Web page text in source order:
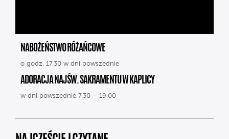
NABOŻEŃSTWO RÓŻAŃCOWE
o godz. 17.30 w dni powszednie
ADORACJA NAJŚW. SAKRAMENTU W KAPLICY
w dni powszednie 7.30 – 19.00